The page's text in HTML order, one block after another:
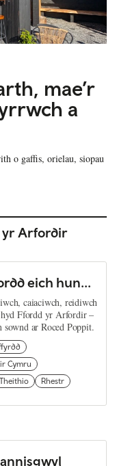
mae’r
a
o gaffis, orielau, siopau
yr Arfordir
eich hun...
caiaciwch, reidiwch
hyd Ffordd yr Arfordir –
sownd ar Roced Poppit.
Cymru
Rhestr